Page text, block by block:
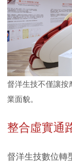
督洋生技不僅讓按
業面貌。
整合虛實通
督洋生技數位轉